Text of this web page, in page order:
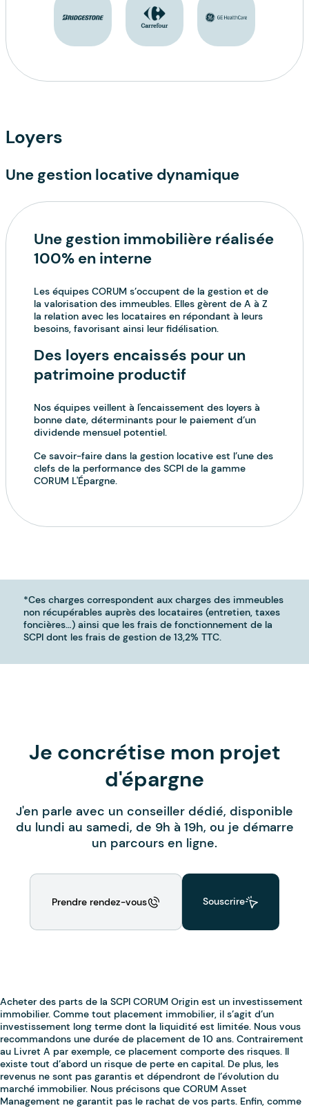
Loyers
Une gestion locative dynamique
Une gestion immobilière réalisée
100% en interne
Les équipes CORUM s’occupent de la gestion et de
la valorisation des immeubles. Elles gèrent de A à Z
la relation avec les locataires en répondant à leurs
besoins, favorisant ainsi leur fidélisation.
Des loyers encaissés pour un
patrimoine productif
Nos équipes veillent à l'encaissement des loyers à
bonne date, déterminants pour le paiement d’un
dividende mensuel potentiel.
Ce savoir-faire dans la gestion locative est l’une des
clefs de la performance des SCPI de la gamme
CORUM L'Épargne.
Je concrétise mon projet
d'épargne
J'en parle avec un conseiller dédié, disponible
du lundi au samedi, de 9h à 19h, ou je démarre
un parcours en ligne.
Prendre rendez-vous Souscrire